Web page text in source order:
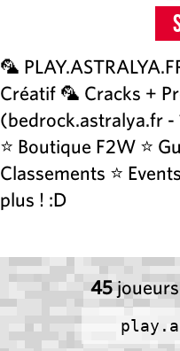
🦜
Créatif 🦜 Cracks +
(bedrock.astralya.fr -
⭐ Boutique F2W ⭐
Classements ⭐
plus ! :D
45joueurs